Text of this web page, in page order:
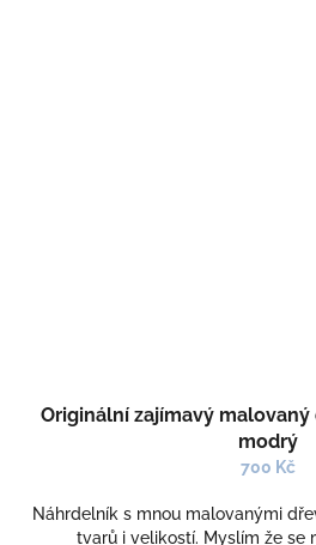
Originální zajímavý
modrý
700 Kč
Náhrdelník s mnou malovanými
tvarů i velikostí. Myslím že se